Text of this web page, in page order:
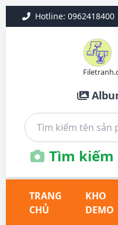
Hotline: 0962418400
Tìm
TRANG
CHỦ
KHO
DEMO